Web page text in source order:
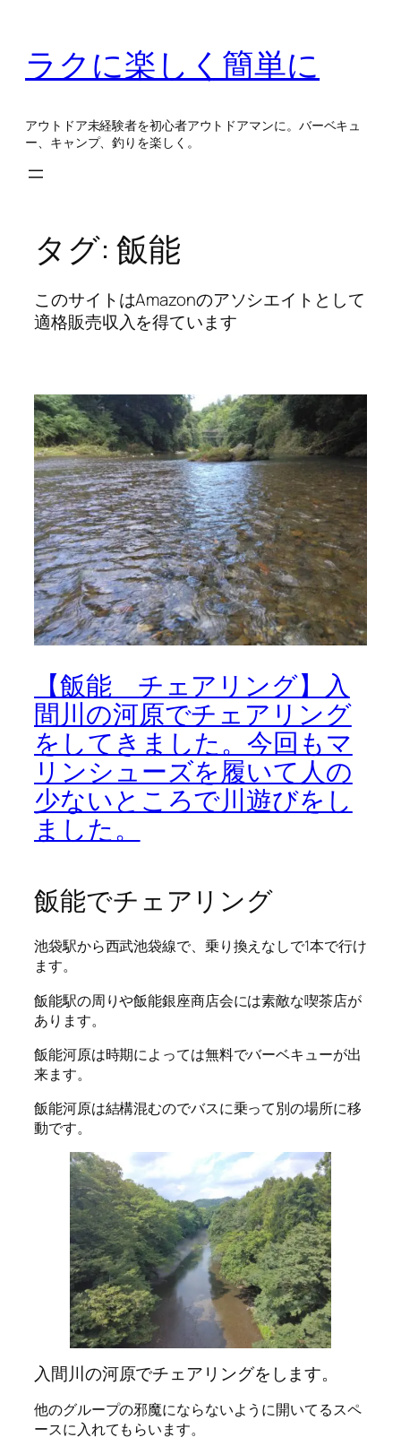
ラクに楽しく簡単に
アウトドア未経験者を初心者アウトドアマンに。バーベキュ
ー、キャンプ、釣りを楽しく。
タグ: 飯能
このサイトはAmazonのアソシエイトとして
適格販売収入を得ています
【飯能 チェアリング】入
間川の河原でチェアリング
をしてきました。今回もマ
リンシューズを履いて人の
少ないところで川遊びをし
ました。
飯能でチェアリング
池袋駅から西武池袋線で、乗り換えなしで1本で行け
ます。
飯能駅の周りや飯能銀座商店会には素敵な喫茶店が
あります。
飯能河原は時期によっては無料でバーベキューが出
来ます。
飯能河原は結構混むのでバスに乗って別の場所に移
動です。
入間川の河原でチェアリングをします。
他のグループの邪魔にならないように開いてるスペ
ースに入れてもらいます。